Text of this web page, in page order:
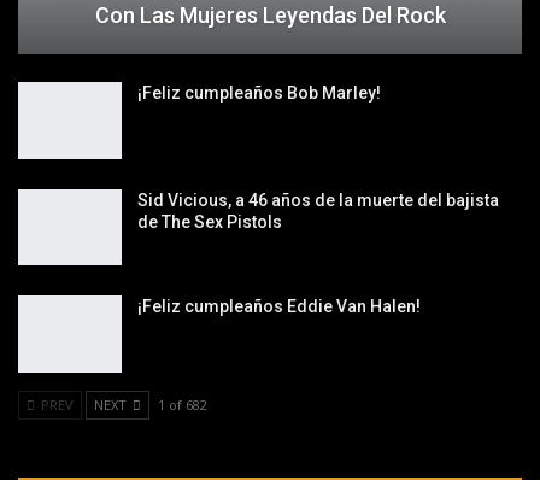
Con Las Mujeres Leyendas Del Rock
¡Feliz cumpleaños Bob Marley!
Sid Vicious, a 46 años de la muerte del bajista
de The Sex Pistols
¡Feliz cumpleaños Eddie Van Halen!
PREV NEXT 1 of 682